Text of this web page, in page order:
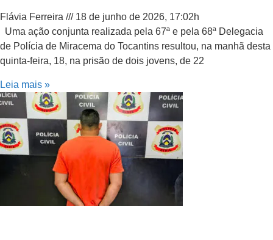
Flávia Ferreira
18 de junho de 2026, 17:02h
Uma ação conjunta realizada pela 67ª e pela 68ª Delegacia
de Polícia de Miracema do Tocantins resultou, na manhã desta
quinta-feira, 18, na prisão de dois jovens, de 22
Leia mais »